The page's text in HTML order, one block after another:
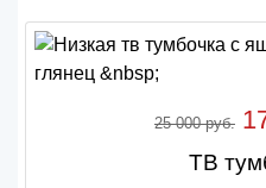
25 000 руб.
ТВ